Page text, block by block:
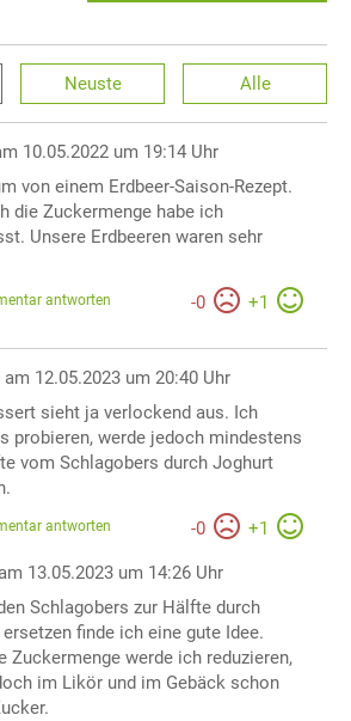
Neuste Alle
10.05.2022 um 19:14 Uhr
von einem Erdbeer-Saison-Rezept.
die Zuckermenge habe ich
Unsere Erdbeeren waren sehr
-0 +1
antworten
am 12.05.2023 um 20:40 Uhr
sieht ja verlockend aus. Ich
probieren, werde jedoch mindestens
vom Schlagobers durch Joghurt
-0 +1
antworten
am 13.05.2023 um 14:26 Uhr
Schlagobers zur Hälfte durch
finde ich eine gute Idee.
Zuckermenge werde ich reduzieren,
im Likör und im Gebäck schon